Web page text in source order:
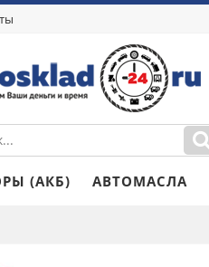
(АКБ) АВТОМАСЛА